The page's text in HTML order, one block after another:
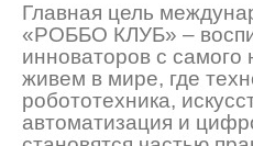
Главная цель
«РОББО КЛУБ» –
инноваторов с
живем в мире, где
робототехника,
автоматизация и